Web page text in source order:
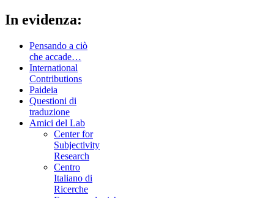
In evidenza:
Pensando a ciò
che accade…
International
Contributions
Paideia
Questioni di
traduzione
Amici del Lab
Center for
Subjectivity
Research
Centro
Italiano di
Ricerche